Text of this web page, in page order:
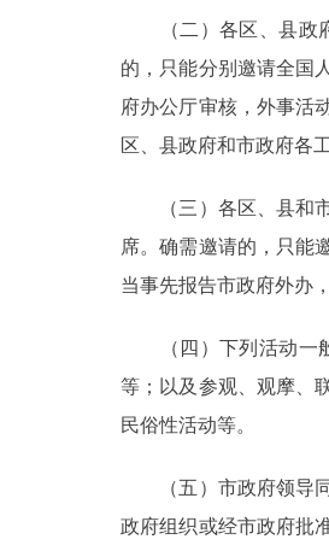
（二）各区、县政府
的，只能分别邀请全国
府办公厅审核，外事活
区、县政府和市政府各
（三）各区、县和市
席。确需邀请的，只能
当事先报告市政府外办
（四）下列活动一般
等；以及参观、观摩、
民俗性活动等。
（五）市政府领导同
政府组织或经市政府批